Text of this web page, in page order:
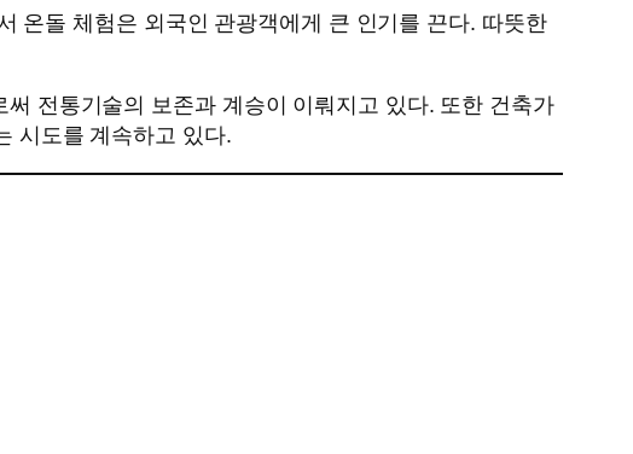
온돌 체험은 외국인 관광객에게 큰 인기를 끈다. 따뜻한
전통기술의 보존과 계승이 이뤄지고 있다. 또한 건축가
시도를 계속하고 있다.